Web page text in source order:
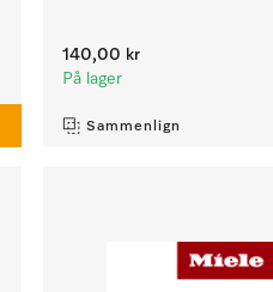
140,00 kr
På lager
Sammenlign